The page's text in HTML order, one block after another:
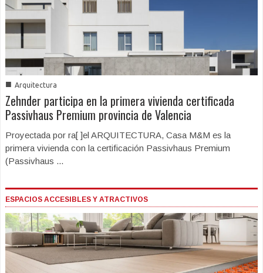
■ Arquitectura
Zehnder participa en la primera vivienda certificada
Passivhaus Premium provincia de Valencia
Proyectada por ra[ ]el ARQUITECTURA, Casa M&M es la
primera vivienda con la certificación Passivhaus Premium
(Passivhaus ...
ESPACIOS ACCESIBLES Y ATRACTIVOS